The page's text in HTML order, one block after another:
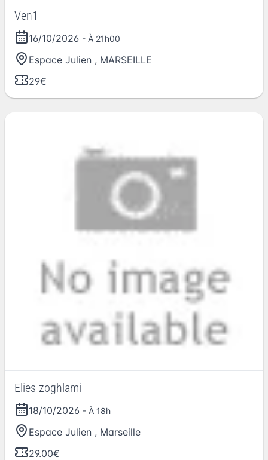
Ven1
16/10/2026 - À 21h00
Espace Julien , MARSEILLE
29€
Elies zoghlami
18/10/2026 - À 18h
Espace Julien , Marseille
29.00€